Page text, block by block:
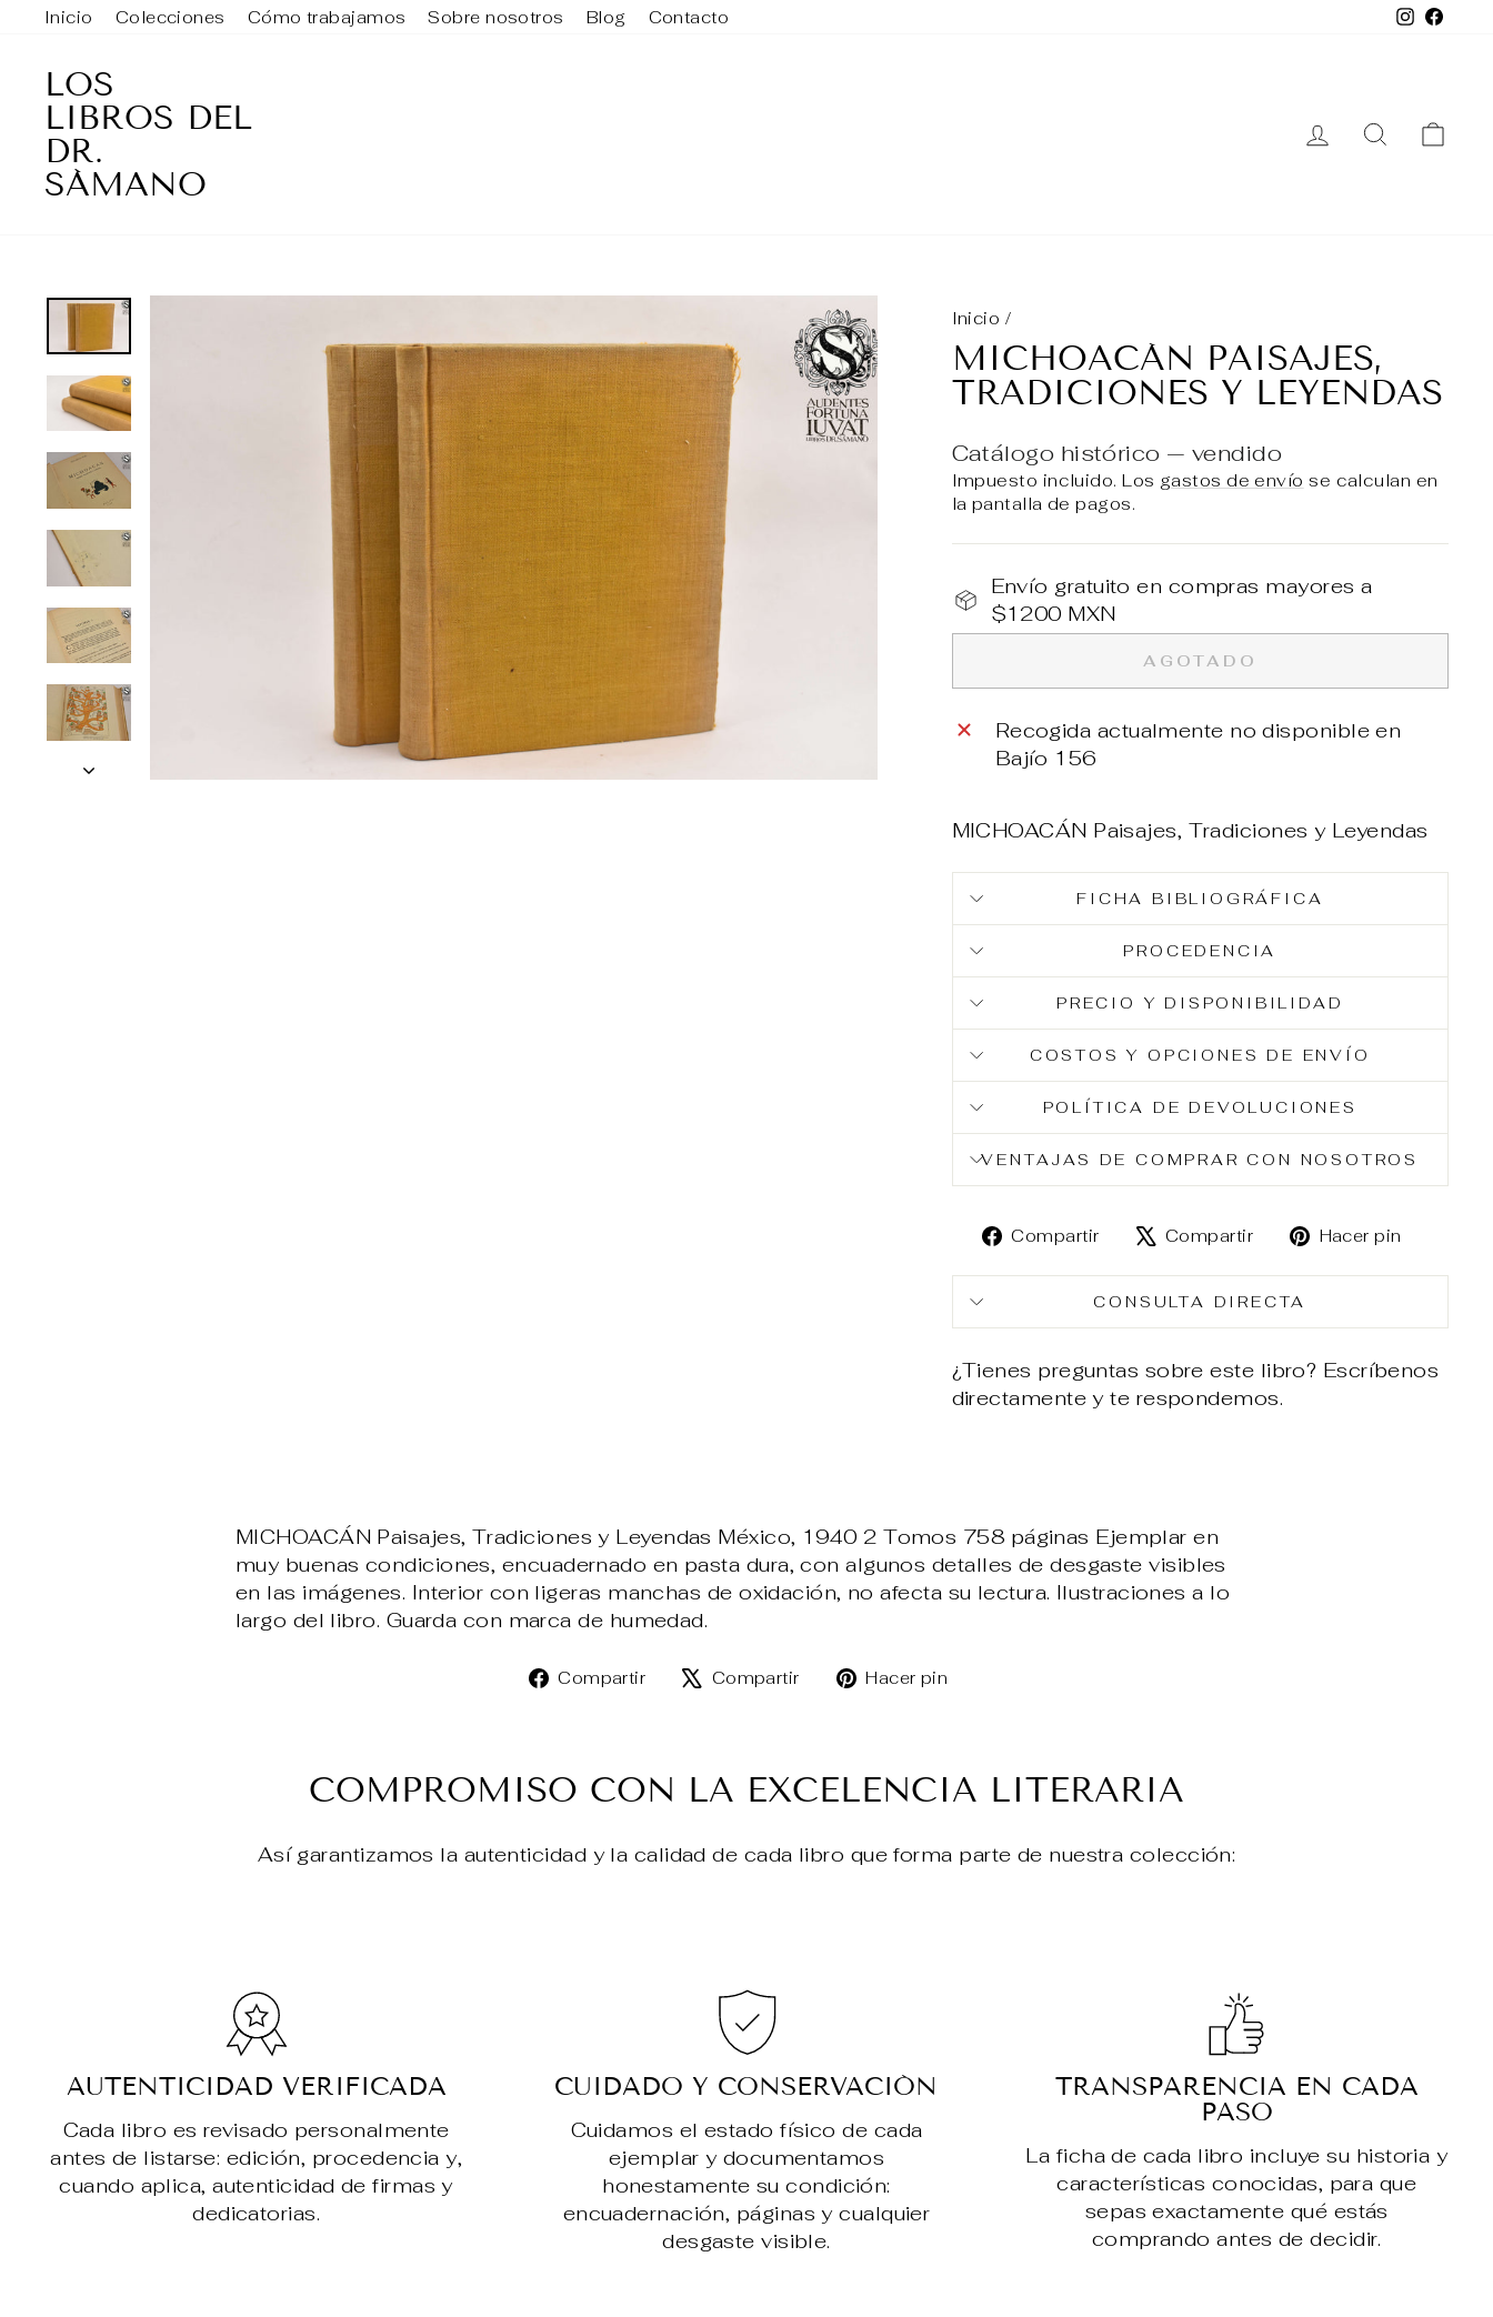
contenido
Inicio Colecciones Cómo trabajamos Sobre nosotros Blog Contacto
LOS
LIBROS DEL
DR.
SÁMANO
INGRESAR
BUSCAR
Inicio /
MICHOACÁN PAISAJES,
TRADICIONES Y LEYENDAS
Catálogo histórico — vendido
Impuesto incluido. Los gastos de envío se calculan en
la pantalla de pagos.
Envío gratuito en compras mayores a
$1200 MXN
AGOTADO
Recogida actualmente no disponible en
Bajío 156
MICHOACÁN Paisajes, Tradiciones y Leyendas
FICHA BIBLIOGRÁFICA
PROCEDENCIA
PRECIO Y DISPONIBILIDAD
COSTOS Y OPCIONES DE ENVÍO
POLÍTICA DE DEVOLUCIONES
VENTAJAS DE COMPRAR CON NOSOTROS
Compartir
Compartir
Compartir
TuitearHacer pin
CONSULTA DIRECTA
¿Tienes preguntas sobre este libro? Escríbenos
directamente y te respondemos.
MICHOACÁN Paisajes, Tradiciones y Leyendas México, 1940 2 Tomos 758 páginas Ejemplar en
muy buenas condiciones, encuadernado en pasta dura, con algunos detalles de desgaste visibles
en las imágenes. Interior con ligeras manchas de oxidación, no afecta su lectura. Ilustraciones a lo
largo del libro. Guarda con marca de humedad.
Compartir
Compartir
Compartir
TuitearHacer pin
COMPROMISO CON LA EXCELENCIA LITERARIA
Así garantizamos la autenticidad y la calidad de cada libro que forma parte de nuestra colección:
AUTENTICIDAD VERIFICADA
Cada libro es revisado personalmente
antes de listarse: edición, procedencia y,
cuando aplica, autenticidad de firmas y
dedicatorias.
CUIDADO Y CONSERVACIÓN
Cuidamos el estado físico de cada
ejemplar y documentamos
honestamente su condición:
encuadernación, páginas y cualquier
desgaste visible.
TRANSPARENCIA EN CADA
PASO
La ficha de cada libro incluye su historia y
características conocidas, para que
sepas exactamente qué estás
comprando antes de decidir.